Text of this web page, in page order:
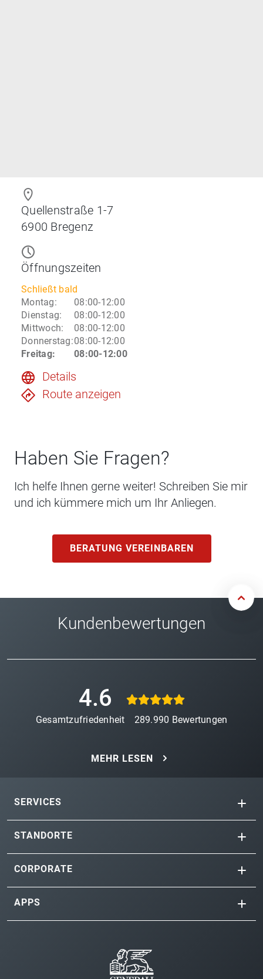
Quellenstraße 1-7
6900 Bregenz
Öffnungszeiten
Schließt bald
Montag:
08:00-12:00
Dienstag:
08:00-12:00
Mittwoch:
08:00-12:00
Donnerstag:08:00-12:00
Freitag: 08:00-12:00
Details
Route anzeigen
Haben Sie Fragen?
Ich helfe Ihnen gerne weiter! Schreiben Sie mir
und ich kümmere mich um Ihr Anliegen.
BERATUNG VEREINBAREN
Kundenbewertungen
4.6
Gesamtzufriedenheit 289.990 Bewertungen
MEHR LESEN
SERVICES
STANDORTE
CORPORATE
APPS